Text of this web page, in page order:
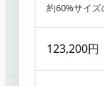
約60%サイズ
123,200円